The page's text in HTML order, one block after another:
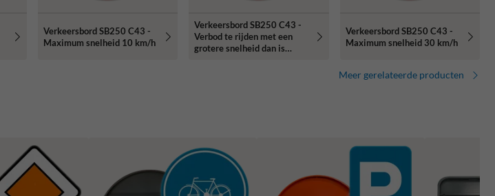
Verkeersbord SB250 C43 -
Maximum snelheid 10 km/h
Verkeersbord SB250 C43 -
Verbod te rijden met een
grotere snelheid dan is
Verkeersbord SB250 C43 -
Maximum snelheid 30 km/h
Meer gerelateerde producten